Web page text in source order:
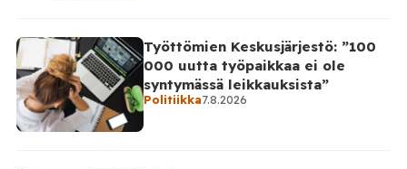
Työttömien Keskusjärjestö: ”100
000 uutta työpaikkaa ei ole
syntymässä leikkauksista”
Politiikka7.8.2026